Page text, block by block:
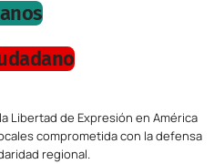
Libertad de Expresión en América
comprometida con la defensa
regional.